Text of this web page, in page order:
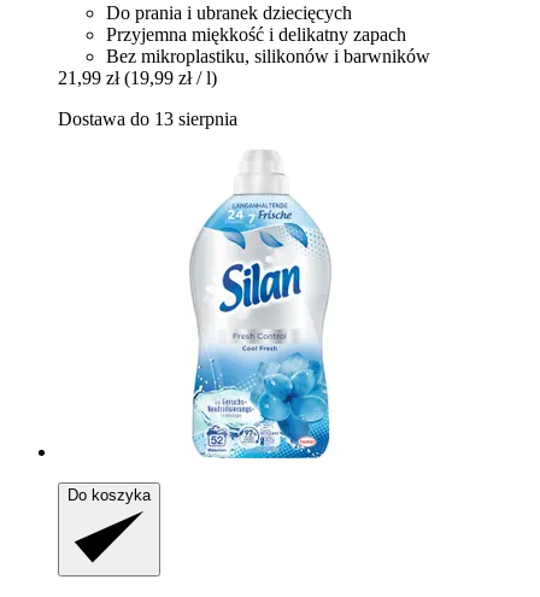
Do prania i ubranek dziecięcych
Przyjemna miękkość i delikatny zapach
Bez mikroplastiku, silikonów i barwników
21,99 zł (19,99 zł / l)
Dostawa do 13 sierpnia
Do koszyka